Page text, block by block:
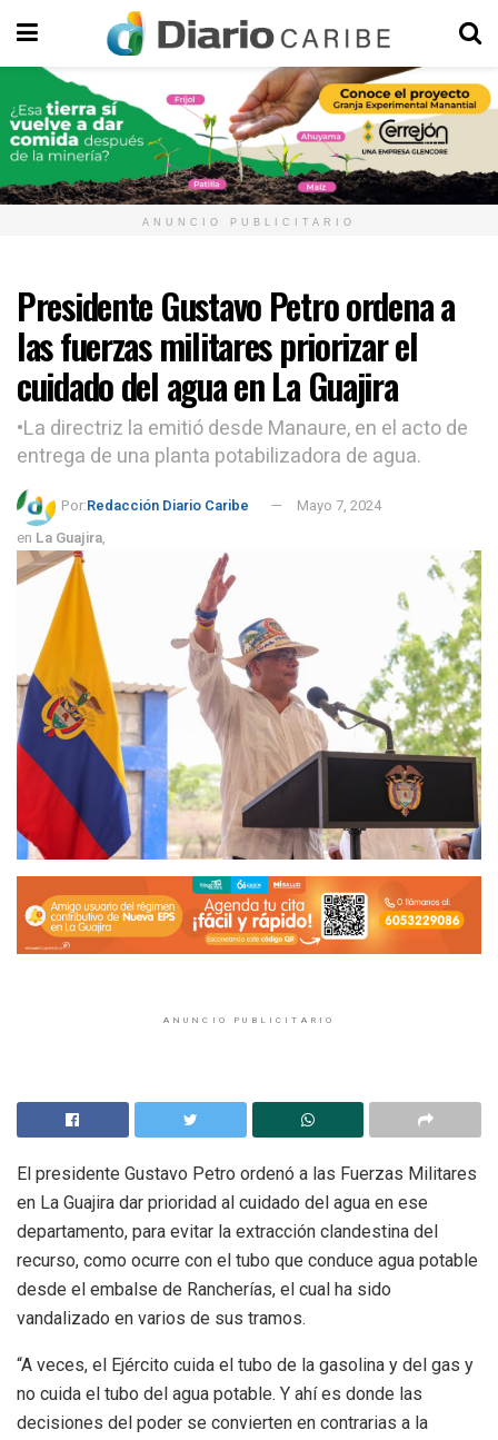
ANUNCIO PUBLICITARIO
Presidente Gustavo Petro ordena a
las fuerzas militares priorizar el
cuidado del agua en La Guajira
•La directriz la emitió desde Manaure, en el acto de
entrega de una planta potabilizadora de agua.
Por:Redacción Diario Caribe
Mayo 7, 2024
en La Guajira,
ANUNCIO PUBLICITARIO
El presidente Gustavo Petro ordenó a las Fuerzas Militares
en La Guajira dar prioridad al cuidado del agua en ese
departamento, para evitar la extracción clandestina del
recurso, como ocurre con el tubo que conduce agua potable
desde el embalse de Rancherías, el cual ha sido
vandalizado en varios de sus tramos.
“A veces, el Ejército cuida el tubo de la gasolina y del gas y
no cuida el tubo del agua potable. Y ahí es donde las
decisiones del poder se convierten en contrarias a la